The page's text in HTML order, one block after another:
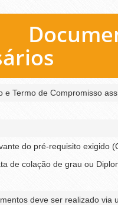
e Termo de Compromisso
do pré-requisito exigido
de colação de grau ou
deve ser realizado via